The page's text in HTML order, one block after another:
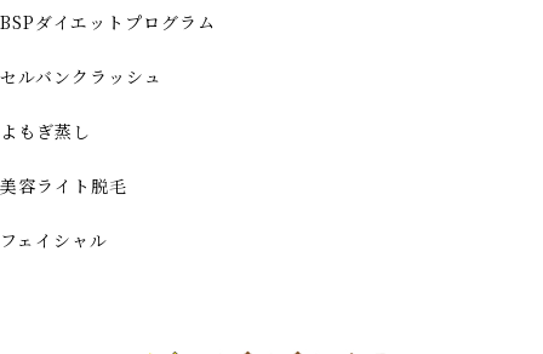
BSPダイエットプログラム
セルバンクラッシュ
よもぎ蒸し
美容ライト脱毛
フェイシャル